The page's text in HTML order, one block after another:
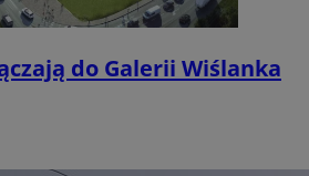
do Galerii Wiślanka